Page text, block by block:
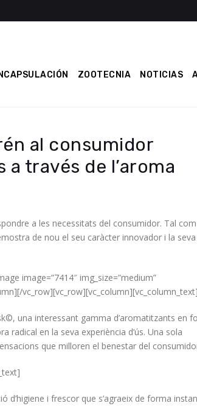
ZOOTECNIA NOTICIAS
al consumidor
través de l’aroma
a les necessitats del consumidor. Tal
de nou el seu caràcter innovador i la
image=”7414″ img_size=”medium”
vc_row][vc_row][vc_column][vc_column_text]
una interessant gamma d’aromatitzants en
radical en la seva experiència d’ús. Una sola
que milloren el benestar del
i frescor que s’agraeix de forma